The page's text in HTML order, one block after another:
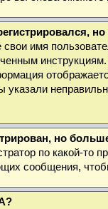
свои имя
указали
но
по какой-то
сообщения,